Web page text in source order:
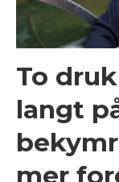
To
langt
mer